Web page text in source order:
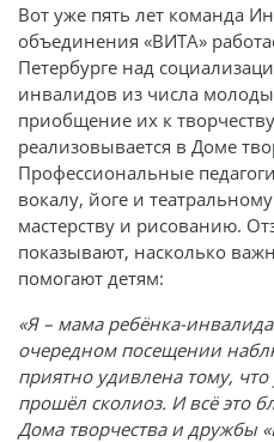
Вот уже пять лет команда
объединения «ВИТА»
Петербурге над
инвалидов из числа
приобщение их к
реализовывается в Доме
Профессиональные
вокалу, йоге и
мастерству и рисованию.
показывают, насколько
помогают детям:
«Я – мама ребёнка-
очередном посещении
приятно удивлена тому,
прошёл сколиоз. И всё это
Дома творчества и дружбы